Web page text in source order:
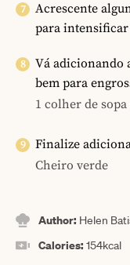
Acrescente
para intensificar
Vá adicionando
bem para
1 colher de
Finalize
Cheiro verde
Author: Helen
Calories:154kcal